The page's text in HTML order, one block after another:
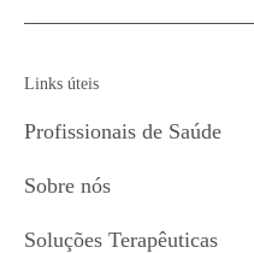
Links úteis
Profissionais de Saúde
Sobre nós
Soluções Terapêuticas